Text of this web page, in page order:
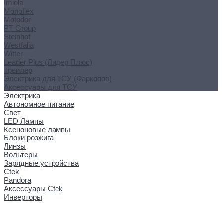
Imiola
Monoflex
Motodor
PT Group
Steinhof
Westfalia
Witter
Leader Plus (Лидер Плюс)
Трейлер
Электрика для ТСУ (Фаркопов)
Аксессуары для ТСУ
Электрика
Автономное питание
Свет
LED Лампы
Ксеноновые лампы
Блоки розжига
Линзы
Вольтеры
Зарядные устройства
Ctek
Pandora
Аксессуары Ctek
Инверторы